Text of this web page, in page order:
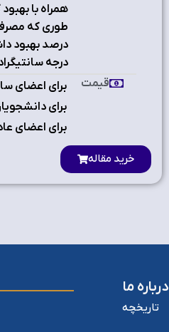
همراه با
درجه
برای اعضای سایت :
برای دانشجویان
برای اعضای عادی
قیمت
خرید مقاله
درباره ما
تاریخچه